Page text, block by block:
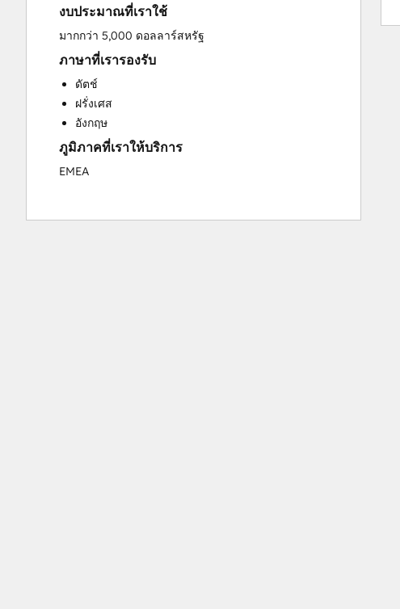
Full Inbound Marketing Services
Knowledge Base Development
Paid Advertising
Programmable Automation
Sales and Marketing Alignment
Sales Coaching and Training
Sales Enablement
Search Engine Optimization
Social Media
งบประมาณที่เราใช้
มากกว่า 5,000 ดอลลาร์สหรัฐ
ภาษาที่เรารองรับ
ดัตช์
ฝรั่งเศส
อังกฤษ
ภูมิภาคที่เราให้บริการ
EMEA